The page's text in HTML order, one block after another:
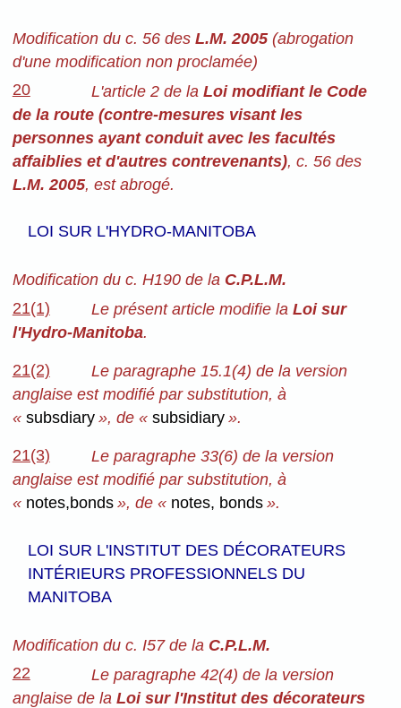
Modification du c. 56 des L.M. 2005(abrogation
d'une modification non proclamée)
20
L'article 2 de la Loi modifiant le Code
de la route (contre-mesures visant les
personnes ayant conduit avec les facultés
affaiblies et d'autres contrevenants), c. 56 des
L.M. 2005, est abrogé.
LOI SUR L'HYDRO-MANITOBA
Modification du c. H190 de la C.P.L.M.
21(1)
Le présent article modifie la Loi sur
l'Hydro-Manitoba.
21(2)
Le paragraphe 15.1(4) de la version
anglaise est modifié par substitution, à
« subsdiary», de « subsidiary».
21(3)
Le paragraphe 33(6) de la version
anglaise est modifié par substitution, à
« notes,bonds», de « notes, bonds».
LOI SUR L'INSTITUT DES DÉCORATEURS
INTÉRIEURS PROFESSIONNELS DU
MANITOBA
Modification du c. I57 de la C.P.L.M.
22
Le paragraphe 42(4) de la version
anglaise de la Loi sur l'Institut des décorateurs